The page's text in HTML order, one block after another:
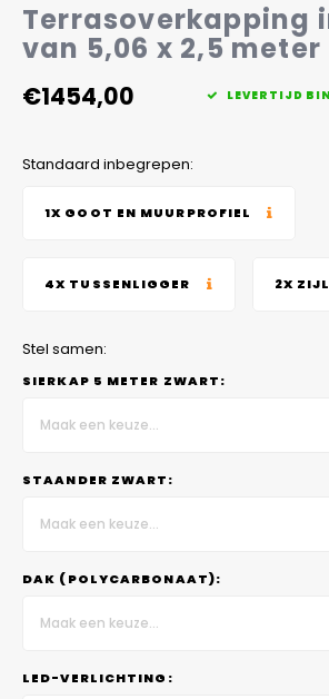
Terrasoverkapping
van 5,06 x 2,5 meter
€1454,00 LEVERTIJD
Standaard inbegrepen:
1X GOOT EN MUURPROFIEL
4X TUSSENLIGGER 2X
Stel samen:
SIERKAP 5 METER ZWART:
Maak een keuze...
STAANDER ZWART:
Maak een keuze...
DAK (POLYCARBONAAT):
Maak een keuze...
LED-VERLICHTING: